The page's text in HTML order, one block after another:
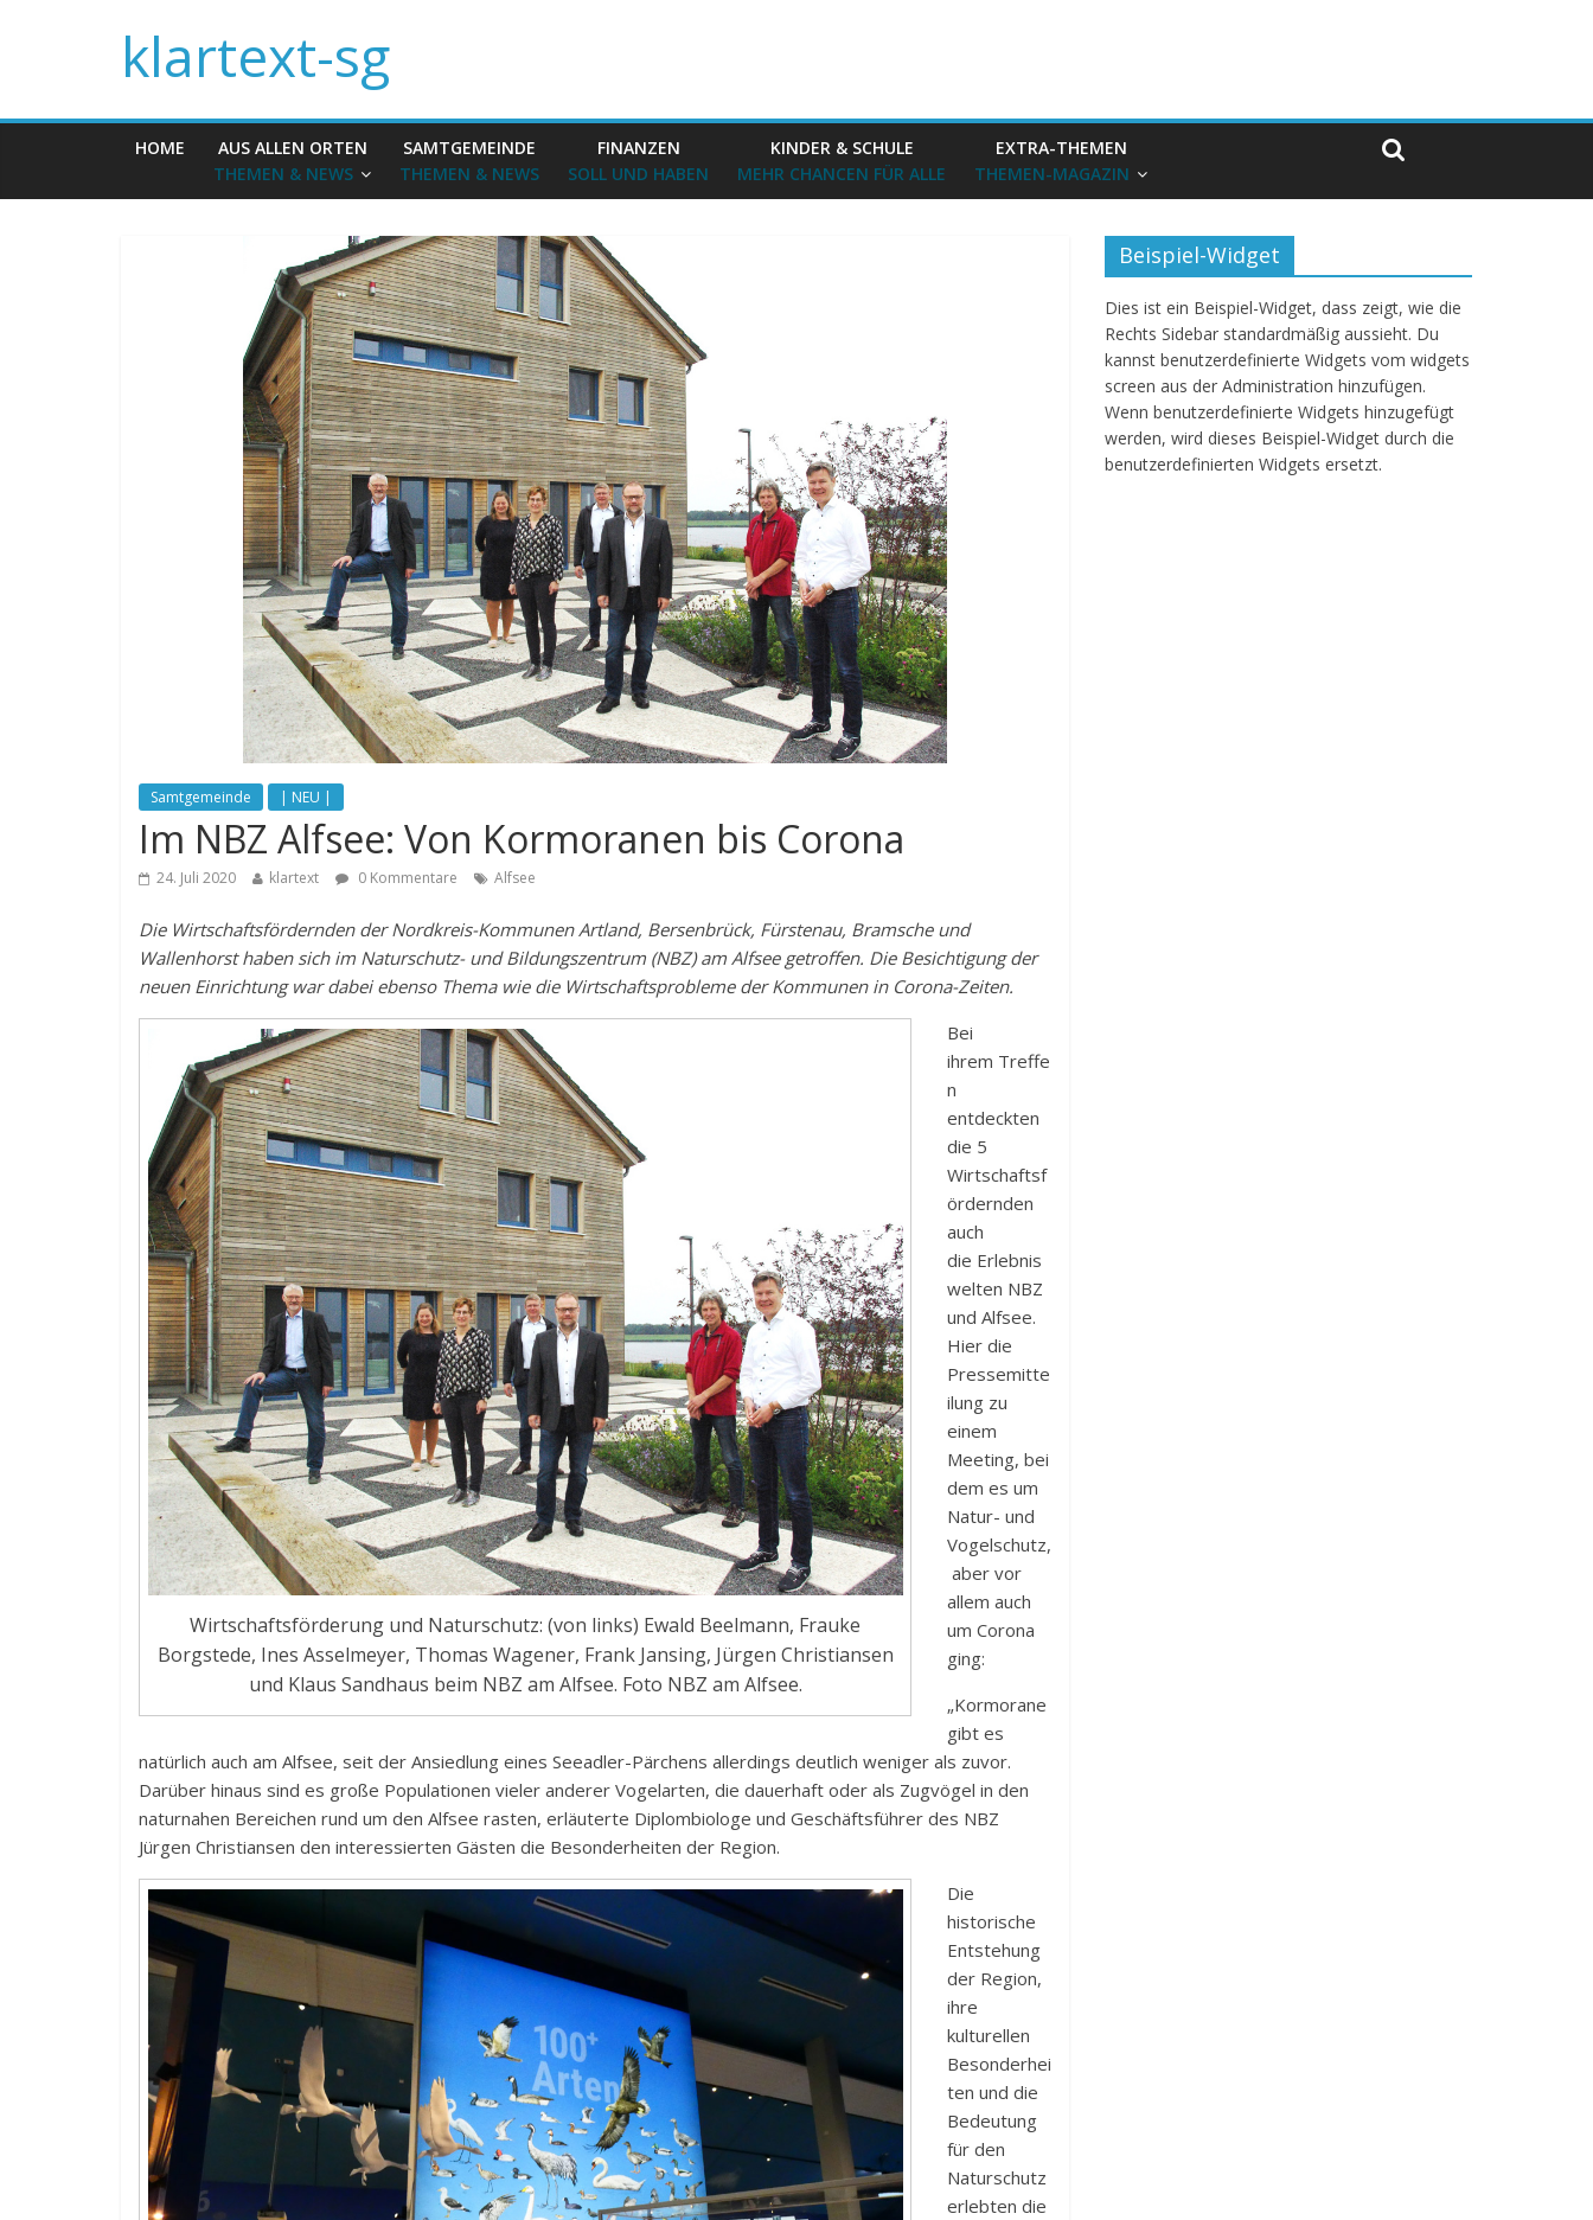
klartext-sg
HOME
AUS ALLEN ORTEN
THEMEN & NEWS
SAMTGEMEINDE
THEMEN & NEWS
FINANZEN
SOLL UND HABEN
KINDER & SCHULE
MEHR CHANCEN FÜR ALLE
EXTRA-THEMEN
THEMEN-MAGAZIN
Samtgemeinde | NEU |
Im NBZ Alfsee: Von Kormoranen bis Corona
24. Juli 2020 klartext 0 Kommentare Alfsee
Die Wirtschaftsfördernden der Nordkreis-Kommunen Artland, Bersenbrück, Fürstenau, Bramsche und
Wallenhorst haben sich im Naturschutz- und Bildungszentrum (NBZ) am Alfsee getroffen. Die Besichtigung der
neuen Einrichtung war dabei ebenso Thema wie die Wirtschaftsprobleme der Kommunen in Corona-Zeiten.
Wirtschaftsförderung und Naturschutz: (von links) Ewald Beelmann, Frauke
Borgstede, Ines Asselmeyer, Thomas Wagener, Frank Jansing, Jürgen Christiansen
und Klaus Sandhaus beim NBZ am Alfsee. Foto NBZ am Alfsee.
Bei
ihrem Treffe
n
entdeckten
die 5
Wirtschaftsf
ördernden
auch
die Erlebnis
welten NBZ
und Alfsee.
Hier die
Pressemitte
ilung zu
einem
Meeting, bei
dem es um
Natur- und
Vogelschutz,
aber vor
allem auch
um Corona
ging:
„Kormorane
gibt es
natürlich auch am Alfsee, seit der Ansiedlung eines Seeadler-Pärchens allerdings deutlich weniger als zuvor.
Darüber hinaus sind es große Populationen vieler anderer Vogelarten, die dauerhaft oder als Zugvögel in den
naturnahen Bereichen rund um den Alfsee rasten, erläuterte Diplombiologe und Geschäftsführer des NBZ
Jürgen Christiansen den interessierten Gästen die Besonderheiten der Region.
Die
historische
Entstehung
der Region,
ihre
kulturellen
Besonderhei
ten und die
Bedeutung
für den
Naturschutz
erlebten die
Beispiel-Widget
Dies ist ein Beispiel-Widget, dass zeigt, wie die
Rechts Sidebar standardmäßig aussieht. Du
kannst benutzerdefinierte Widgets vom widgets
screen aus der Administration hinzufügen.
Wenn benutzerdefinierte Widgets hinzugefügt
werden, wird dieses Beispiel-Widget durch die
benutzerdefinierten Widgets ersetzt.